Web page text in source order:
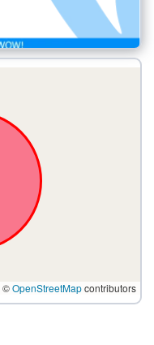
©OpenStreetMapcontributors